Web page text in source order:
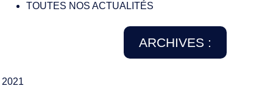
TOUTES NOS ACTUALITÉS
ARCHIVES :
2021